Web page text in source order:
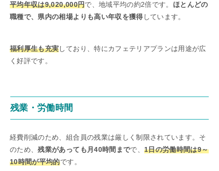
平均年収は9,020,000円で、地域平均の約2倍です。 ほとんどの
職種で、県内の相場よりも高い年収を獲得 しています。
福利厚生も充実しており、特にカフェテリアプランは用途が広
く好評です。
残業・労働時間
経費削減のため、組合員の残業は厳しく制限されています。そ
のため、残業があっても月40時間までで、1日の労働時間は9～
10時間が平均的です。